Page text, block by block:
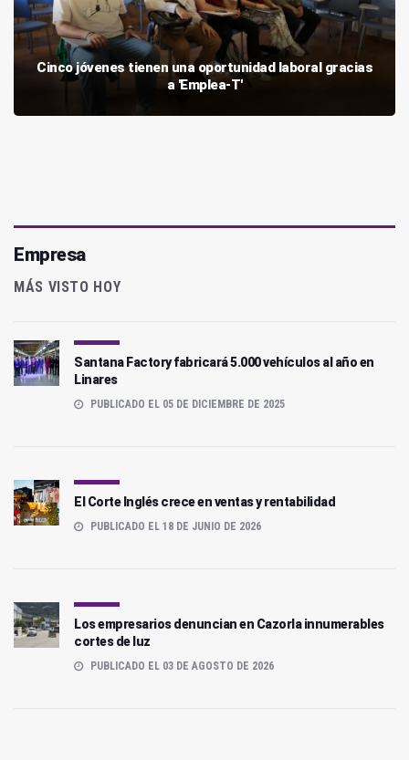
Cinco jóvenes tienen una oportunidad laboral gracias
a 'Emplea-T'
Empresa
MÁS VISTO HOY
Santana Factory fabricará 5.000 vehículos al año en
Linares
PUBLICADO EL 05 DE DICIEMBRE DE 2025
El Corte Inglés crece en ventas y rentabilidad
PUBLICADO EL 18 DE JUNIO DE 2026
Los empresarios denuncian en Cazorla innumerables
cortes de luz
PUBLICADO EL 03 DE AGOSTO DE 2026